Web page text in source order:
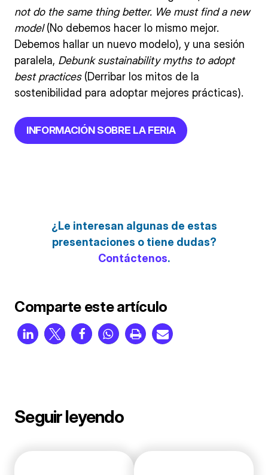
not do the same thing better. We must find a new
model(No debemos hacer lo mismo mejor.
Debemos hallar un nuevo modelo), y una sesión
paralela, Debunk sustainability myths to adopt
best practices(Derribar los mitos de la
sostenibilidad para adoptar mejores prácticas).
INFORMACIÓN SOBRE LA FERIA
¿Le interesan algunas de estas
presentaciones o tiene dudas?
Contáctenos.
Comparte este artículo
Seguir leyendo